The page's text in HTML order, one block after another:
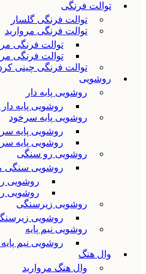
توالت فرنگی
توالت فرنگی گلسار
توالت فرنگی مروارید
توالت فرنگی
توالت فرنگی
توالت فرنگی چینی
روشویی
روشویی پایه دار
روشویی پایه دار
روشویی پایه سرخود
روشویی پایه
روشویی پایه
روشویی رو سنگی
روشویی سنگی
روشویی
روشویی
روشویی زیرسنگی
روشویی
روشویی نیم پایه
روشویی نیم
وال هنگ
وال هنگ مروارید